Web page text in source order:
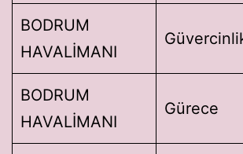
BODRUM
HAVALİMANI
BODRUM
HAVALİMANI
Gürece